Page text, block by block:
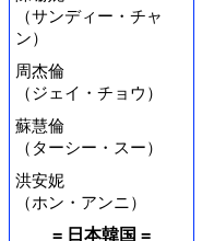
（サンディー・チャ
ン）
周杰倫
（ジェイ・チョウ）
蘇慧倫
（ターシー・スー）
洪安妮
（ホン・アンニ）
= 日本韓国 =